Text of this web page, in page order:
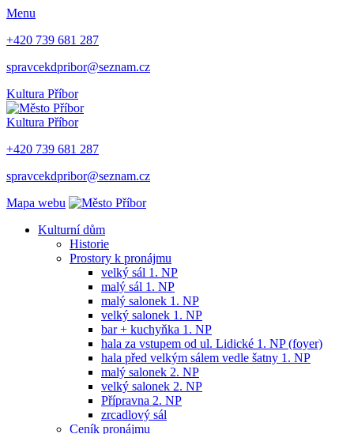
Menu
+420 739 681 287
spravcekdpribor@seznam.cz
Kultura Příbor
Kultura Příbor
+420 739 681 287
spravcekdpribor@seznam.cz
Mapa webu
Kulturní dům
Historie
Prostory k pronájmu
velký sál 1. NP
malý sál 1. NP
malý salonek 1. NP
velký salonek 1. NP
bar + kuchyňka 1. NP
hala za vstupem od ul. Lidické 1. NP (foyer)
hala před velkým sálem vedle šatny 1. NP
malý salonek 2. NP
velký salonek 2. NP
Přípravna 2. NP
zrcadlový sál
Ceník pronájmu